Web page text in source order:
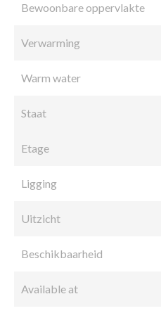
Bewoonbare oppervlakte
Verwarming
Warm water
Staat
Etage
Ligging
Uitzicht
Beschikbaarheid
Available at